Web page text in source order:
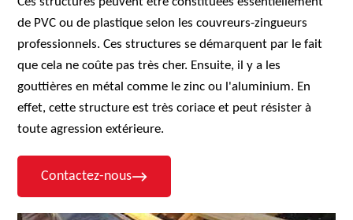
de PVC ou de plastique selon les couvreurs-zingueurs
professionnels. Ces structures se démarquent par le fait
que cela ne coûte pas très cher. Ensuite, il y a les
gouttières en métal comme le zinc ou l'aluminium. En
effet, cette structure est très coriace et peut résister à
toute agression extérieure.
Contactez-nous